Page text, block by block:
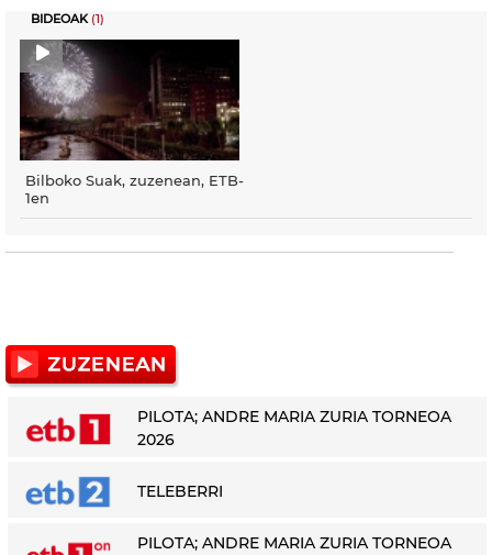
BIDEOAK (1)
Bilboko Suak, zuzenean, ETB-
1en
PILOTA; ANDRE MARIA ZURIA TORNEOA
2026
TELEBERRI
PILOTA; ANDRE MARIA ZURIA TORNEOA